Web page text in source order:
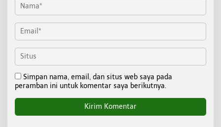
Simpan nama, email, dan situs web saya pada
peramban ini untuk komentar saya berikutnya.